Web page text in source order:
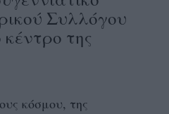
Συλλόγου
της
κόσμου, της